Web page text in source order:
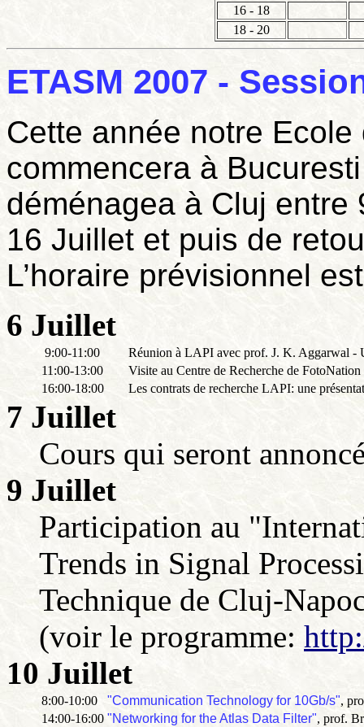
16 - 18
18 - 20
ETASM 2007 -
Cette année notre Ecole
commencera à
déménagea à Cluj entre
16 Juillet et puis de
L’horaire prévisionnel
6 Juillet
9:00-11:00
Réunion à LAPI avec prof. J. K. Aggarwal -
11:00-13:00
Visite au Centre de Recherche de
16:00-18:00
Les contrats de recherche LAPI: une
7 Juillet
Cours qui seront
9 Juillet
Participation au
Trends in Signal
Technique de Cluj-
(voir le programme:
10 Juillet
8:00-10:00 "Communication Technology for 10Gb/s",
14:00-16:00 "Networking for the Atlas Data Filter", prof.